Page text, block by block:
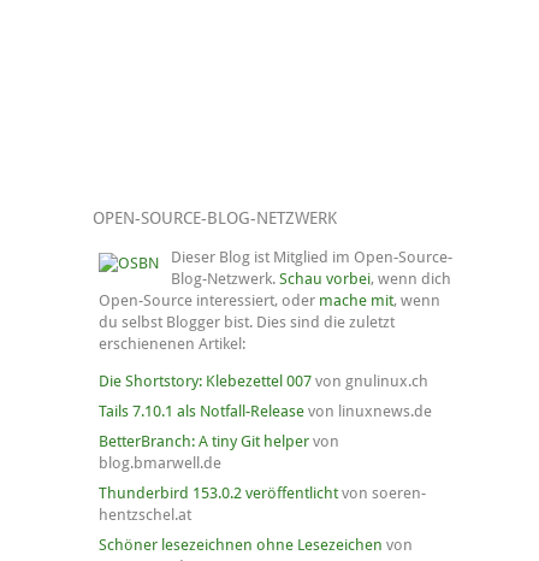
OPEN-SOURCE-BLOG-NETZWERK
Dieser Blog ist Mitglied im Open-Source-
Blog-Netzwerk. Schau vorbei, wenn dich
Open-Source interessiert, oder mache mit, wenn
du selbst Blogger bist. Dies sind die zuletzt
erschienenen Artikel:
Die Shortstory: Klebezettel 007von gnulinux.ch
Tails 7.10.1 als Notfall-Releasevon linuxnews.de
BetterBranch: A tiny Git helpervon
blog.bmarwell.de
Thunderbird 153.0.2 veröffentlichtvon soeren-
hentzschel.at
Schöner lesezeichnen ohne Lesezeichen von